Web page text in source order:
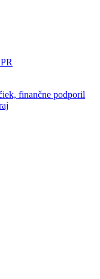
finančne podporil